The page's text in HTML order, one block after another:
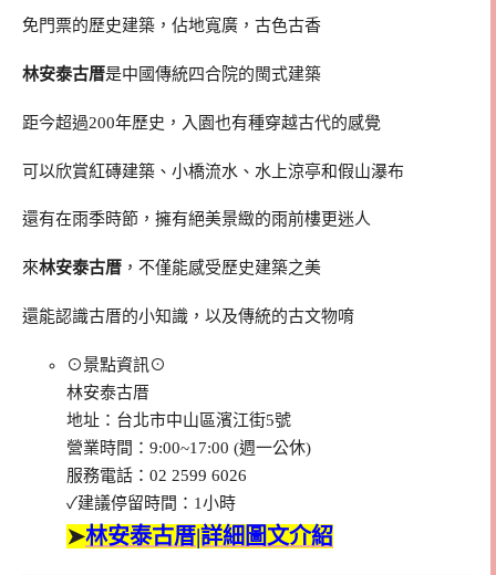
免門票的歷史建築，佔地寬廣，古色古香
林安泰古厝是中國傳統四合院的閩式建築
距今超過200年歷史，入園也有種穿越古代的感覺
可以欣賞紅磚建築、小橋流水、水上涼亭和假山瀑布
還有在雨季時節，擁有絕美景緻的雨前樓更迷人
來林安泰古厝 ，不僅能感受歷史建築之美
還能認識古厝的小知識，以及傳統的古文物唷
⊙景點資訊⊙
林安泰古厝
地址：台北市中山區濱江街5號
營業時間：9:00~17:00 (週一公休)
服務電話：02 2599 6026
✓建議停留時間：1小時
➤林安泰古厝|詳細圖文介紹